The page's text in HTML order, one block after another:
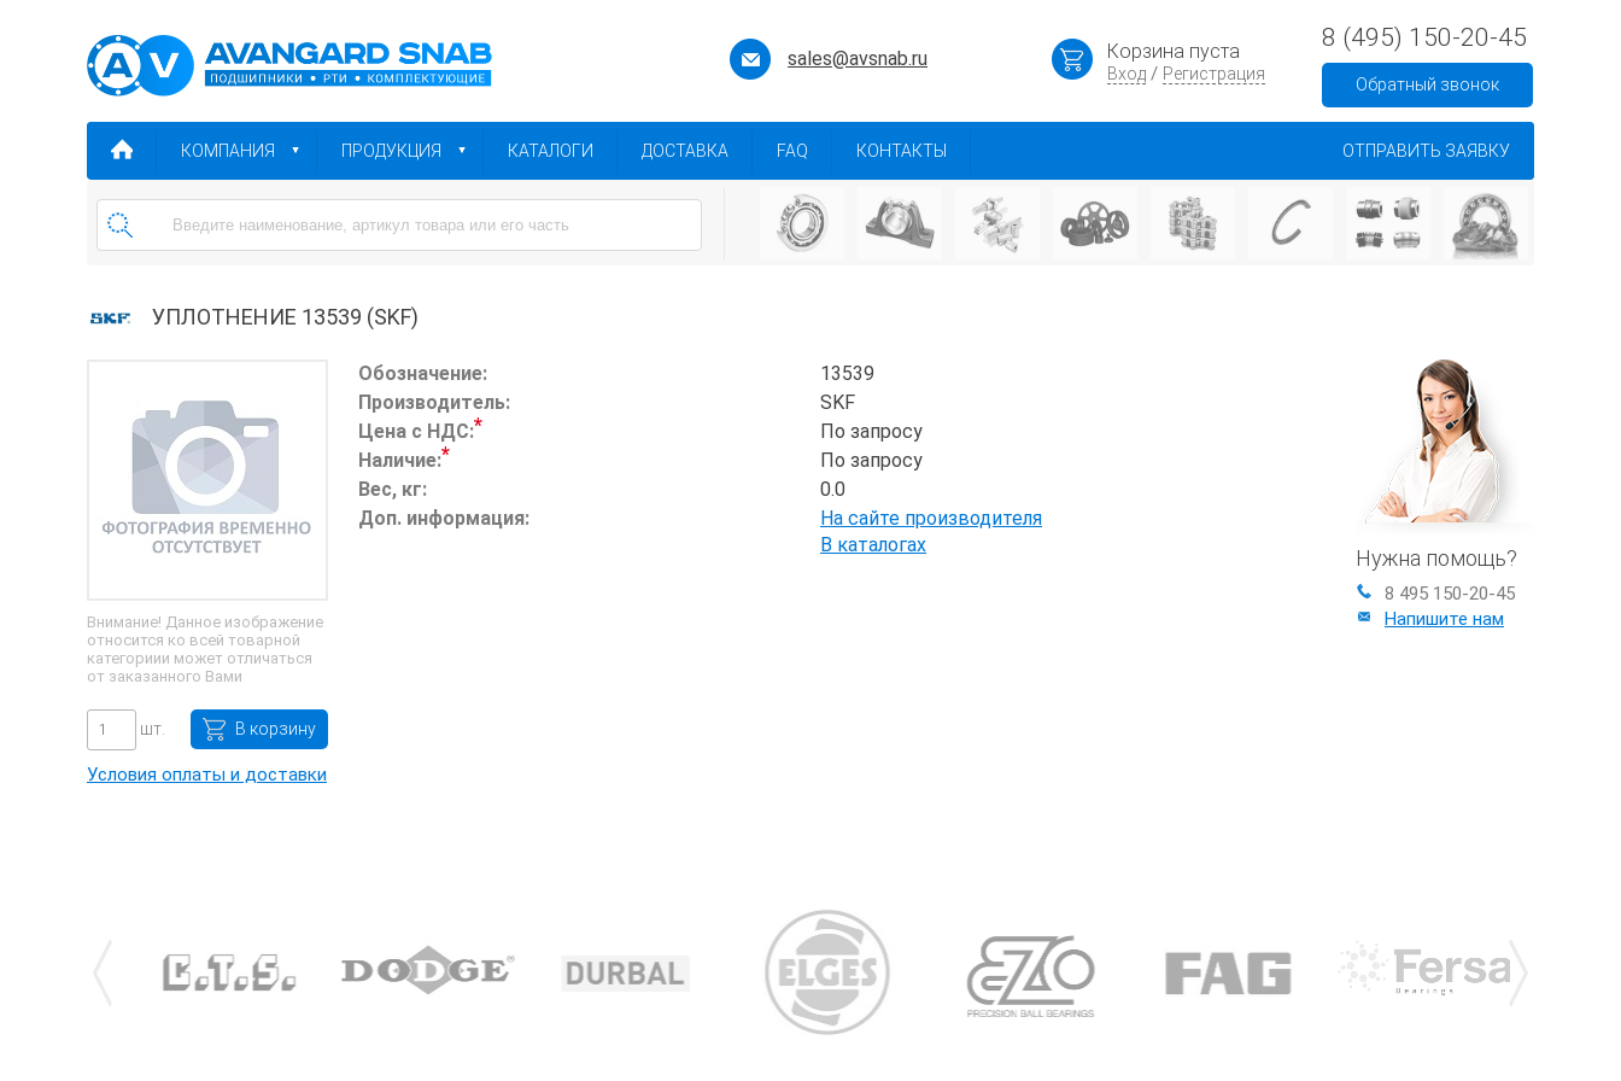
sales@avsnab.ru Корзина пуста
Вход / Регистрация
8 (495) 150-20-45
Обратный звонок
КОМПАНИЯ ПРОДУКЦИЯ КАТАЛОГИ ДОСТАВКА FAQ КОНТАКТЫ ОТПРАВИТЬ ЗАЯВКУ
УПЛОТНЕНИЕ 13539 (SKF)
Нужна помощь?
8 495 150-20-45
Напишите нам
Внимание! Данное изображение
относится ко всей товарной
категориии может отличаться
от заказанного Вами
шт. В корзину
Условия оплаты и доставки
Обозначение:
13539
Производитель:
SKF
Цена с НДС:*
По запросу
Наличие:*
По запросу
Вес, кг:
0.0
Доп. информация:
На сайте производителя
В каталогах